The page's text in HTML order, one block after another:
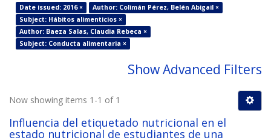
Date issued: 2016 ×
Author: Colimán Pérez, Belén Abigail ×
Subject: Hábitos alimenticios ×
Author: Baeza Salas, Claudia Rebeca ×
Subject: Conducta alimentaria ×
Show Advanced Filters
Now showing items 1-1 of 1
Influencia del etiquetado nutricional en el
estado nutricional de estudiantes de una